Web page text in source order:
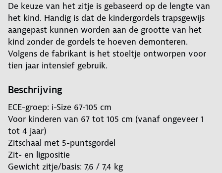
De keuze van het zitje is gebaseerd op de lengte van
het kind. Handig is dat de kindergordels trapsgewijs
aangepast kunnen worden aan de grootte van het
kind zonder de gordels te hoeven demonteren.
Volgens de fabrikant is het stoeltje ontworpen voor
tien jaar intensief gebruik.
Beschrijving
ECE-groep: i-Size 67-105 cm
Voor kinderen van 67 tot 105 cm (vanaf ongeveer 1
tot 4 jaar)
Zitschaal met 5-puntsgordel
Zit- en ligpositie
Gewicht zitje/basis: 7,6 / 7,4 kg